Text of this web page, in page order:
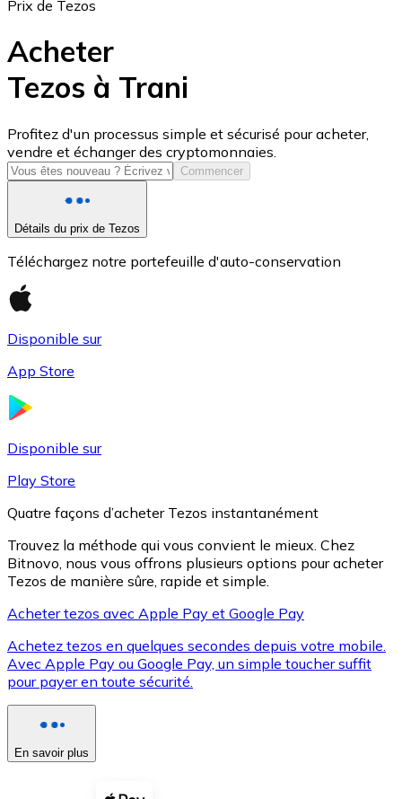
USD Coin
USDC
XRP
XRP
Voir toutes
Coupons crypto
Prix de Tezos
Acheter
Tezos à Trani
Profitez d'un processus simple et sécurisé pour acheter,
vendre et échanger des cryptomonnaies.
Commencer
Détails du prix de Tezos
Téléchargez notre portefeuille d'auto-conservation
Disponible sur
App Store
Disponible sur
Play Store
Quatre façons d’acheter Tezos instantanément
Trouvez la méthode qui vous convient le mieux. Chez
Bitnovo, nous vous offrons plusieurs options pour acheter
Tezos de manière sûre, rapide et simple.
Acheter tezos avec Apple Pay et Google Pay
Achetez tezos en quelques secondes depuis votre mobile.
Avec Apple Pay ou Google Pay, un simple toucher suffit
pour payer en toute sécurité.
En savoir plus